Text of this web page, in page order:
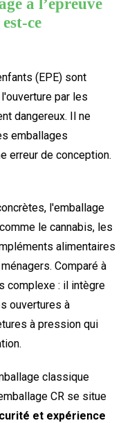
à l’épreuve
ce
(EPE) sont
par les
dangereux. Il ne
emballages
erreur de conception.
l'emballage
le cannabis, les
alimentaires
Comparé à
complexe : il intègre
ouvertures à
à pression qui
classique
CR se situe
et expérience